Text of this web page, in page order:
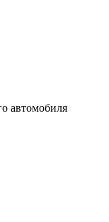
автомобиля